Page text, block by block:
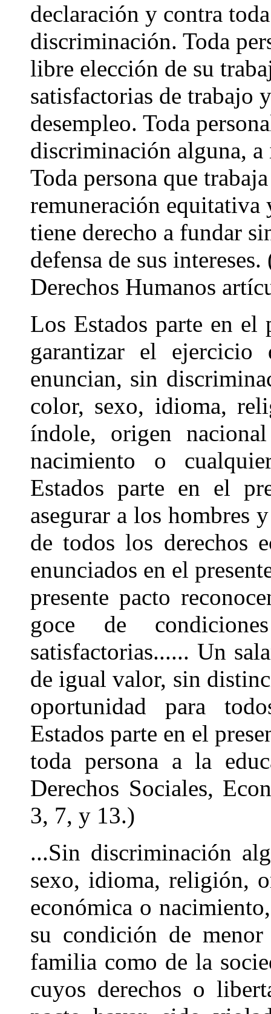
declaración y contra
discriminación. Toda
libre elección de su
satisfactorias de trabajo
desempleo. Toda
discriminación alguna,
Toda persona que
remuneración equitativa
tiene derecho a fundar
defensa de sus
Derechos Humanos
Los Estados parte en el
garantizar el
enuncian, sin
color, sexo, idioma,
índole, origen
nacimiento o
Estados parte en el
asegurar a los hombres
de todos los derechos
enunciados en el
presente pacto
goce de
satisfactorias...... Un
de igual valor, sin
oportunidad para
Estados parte en el
toda persona a la
Derechos Sociales,
3, 7, y 13.)
...Sin discriminación
sexo, idioma, religión,
económica o
su condición de
familia como de la
cuyos derechos o